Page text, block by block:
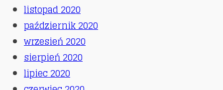
listopad 2020
październik 2020
wrzesień 2020
sierpień 2020
lipiec 2020